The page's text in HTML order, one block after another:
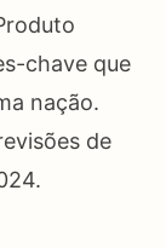
chave que
nação.
de